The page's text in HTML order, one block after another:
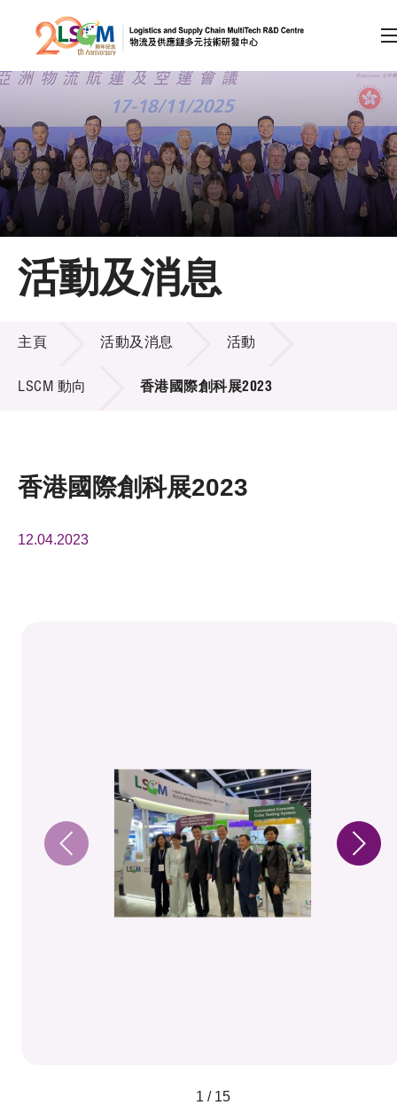
跳到內容（按回車鍵）
會員登入
A A EN 繁 简
主頁
關於LSCM
技術商品化
項目及資助計劃
活動及消息
活動及消息
活動及消息
主頁 活動及消息 活動
LSCM 動向 香港國際創科展2023
香港國際創科展2023
12.04.2023
1 / 15